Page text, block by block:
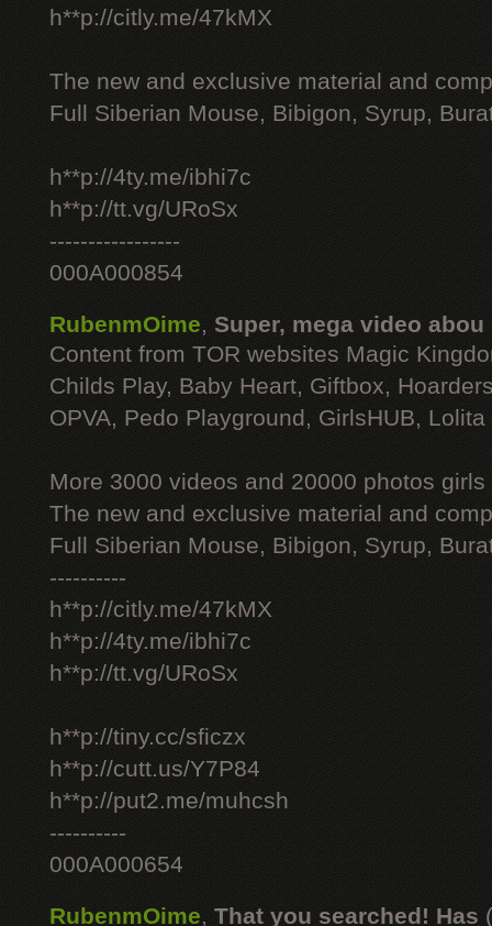
h**p://citly.me/47kMX
The new and exclusive material and
Full Siberian Mouse, Bibigon, Syrup,
h**p://4ty.me/ibhi7c
h**p://tt.vg/URoSx
-----------------
000A000854
RubenmOime, Super, mega video abou
Content from TOR websites Magic
Childs Play, Baby Heart, Giftbox,
OPVA, Pedo Playground, GirlsHUB, Lolita
More 3000 videos and 20000 photos
The new and exclusive material and
Full Siberian Mouse, Bibigon, Syrup,
----------
h**p://citly.me/47kMX
h**p://4ty.me/ibhi7c
h**p://tt.vg/URoSx
h**p://tiny.cc/sficzx
h**p://cutt.us/Y7P84
h**p://put2.me/muhcsh
----------
000A000654
RubenmOime, That you searched! Has